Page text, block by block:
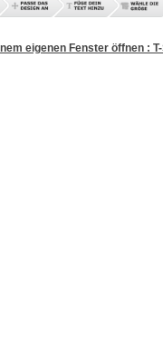
eigenen Fenster öffnen :